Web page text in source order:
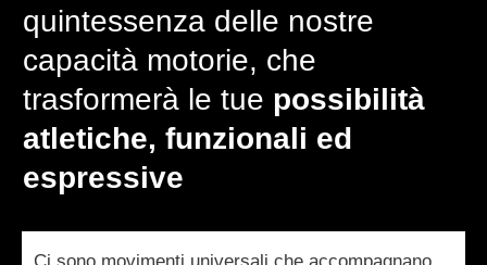
quintessenza delle nostre
capacità motorie, che
trasformerà le tue possibilità
atletiche, funzionali ed
espressive